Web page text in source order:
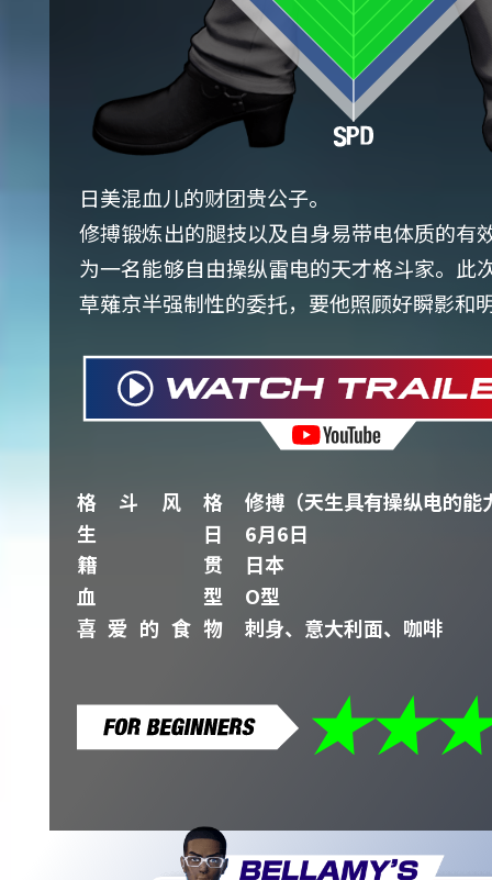
日美混血儿的财团贵公子。
修搏锻炼出的腿技以及自身易带电体质的有
为一名能够自由操纵雷电的天才格斗家。此
草薙京半强制性的委托，要他照顾好瞬影
格斗风格
修搏（天生具有操纵电的能
生日
6月6日
籍贯
日本
血型
O型
喜爱的食物
刺身、意大利面、咖啡